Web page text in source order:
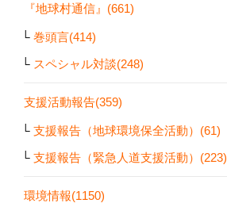
『地球村通信』(661)
巻頭言(414)
スペシャル対談(248)
支援活動報告(359)
支援報告（地球環境保全活動）(61)
支援報告（緊急人道支援活動）(223)
環境情報(1150)